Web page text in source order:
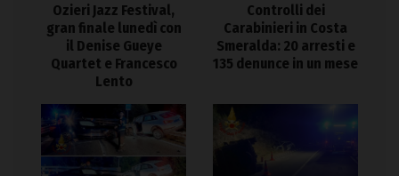
Ozieri Jazz Festival,
gran finale lunedì con
il Denise Gueye
Quartet e Francesco
Lento
Controlli dei
Carabinieri in Costa
Smeralda: 20 arresti e
135 denunce in un mese